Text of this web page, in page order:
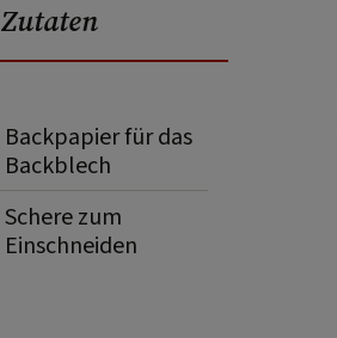
Zutaten
Backpapier für das
Backblech
Schere zum
Einschneiden